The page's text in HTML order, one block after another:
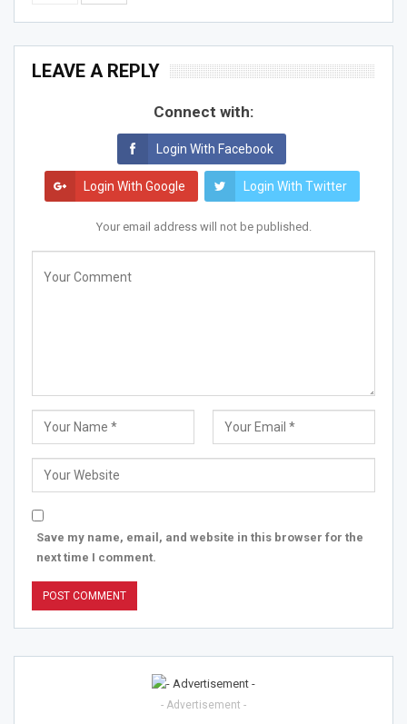
LEAVE A REPLY
Connect with:
Login With Facebook
Login With Google Login With Twitter
Your email address will not be published.
Save my name, email, and website in this browser for the
next time I comment.
- Advertisement -